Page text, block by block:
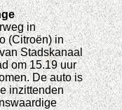
in
(Citroën) in
Stadskanaal
om 15.19 uur
De auto is
inzittenden